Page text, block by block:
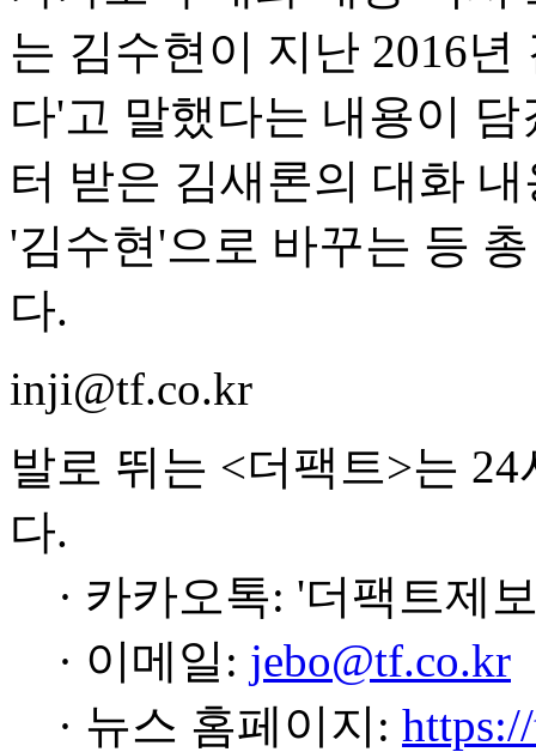
는 김수현이 지난 2016
다'고 말했다는 내용이
터 받은 김새론의 대화
'김수현'으로 바꾸는 등
다.
inji@tf.co.kr
발로 뛰는 <더팩트>는
다.
· 카카오톡: '더팩트제
· 이메일: jebo@tf.co.kr
· 뉴스 홈페이지: